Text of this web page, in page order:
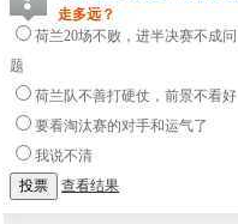
走多远？
荷兰20场不败，进半决赛不成问
题
荷兰队不善打硬仗，前景不看好
要看淘汰赛的对手和运气了
我说不清
查看结果